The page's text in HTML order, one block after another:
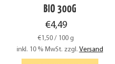
BIO 300G
€4,49
€1,50 / 100 g
inkl. 10 % MwSt. zzgl. Versand